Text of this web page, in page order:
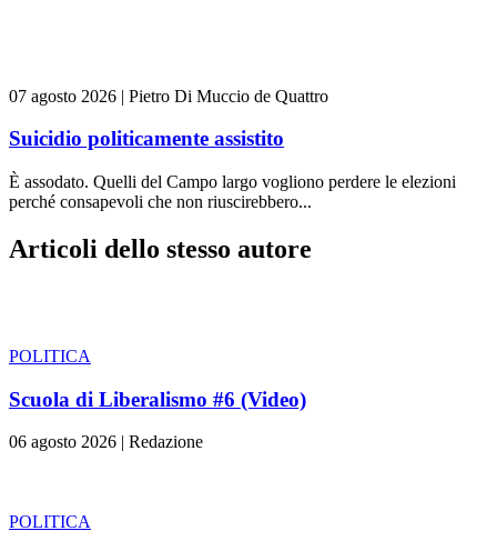
07 agosto 2026 | Pietro Di Muccio de Quattro
Suicidio politicamente assistito
È assodato. Quelli del Campo largo vogliono perdere le elezioni
perché consapevoli che non riuscirebbero...
Articoli dello stesso autore
POLITICA
Scuola di Liberalismo #6 (Video)
06 agosto 2026 | Redazione
POLITICA